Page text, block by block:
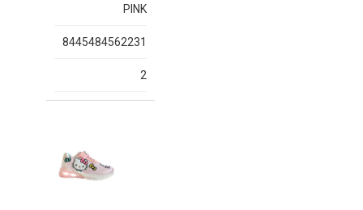
PINK
8445484562231
2